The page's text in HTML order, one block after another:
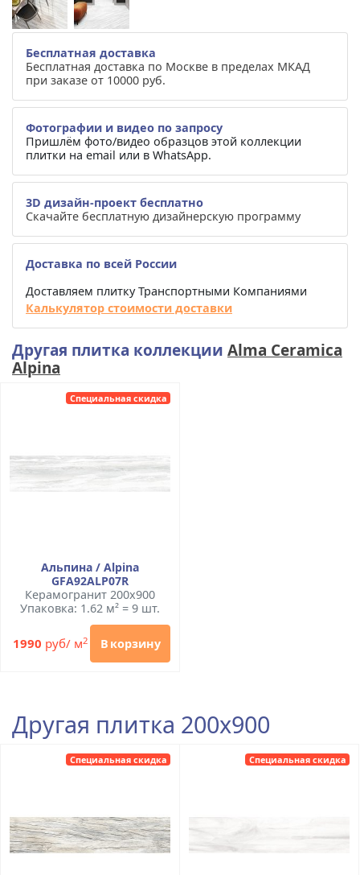
Бесплатная доставка
Бесплатная доставка по Москве в пределах МКАД
при заказе от 10000 руб.
Фотографии и видео по запросу
Пришлём фото/видео образцов этой коллекции
плитки на email или в WhatsApp.
3D дизайн-проект бесплатно
Скачайте бесплатную дизайнерскую программу
Доставка по всей России
Доставляем плитку Транспортными Компаниями
Калькулятор стоимости доставки
Другая плитка коллекции Alma Ceramica
Alpina
Специальная скидка
Альпина / Alpina
GFA92ALP07R
Керамогранит 200x900
Упаковка: 1.62 м² = 9 шт.
1990 руб/ м2 В корзину
Другая плитка 200x900
Специальная скидка Специальная скидка